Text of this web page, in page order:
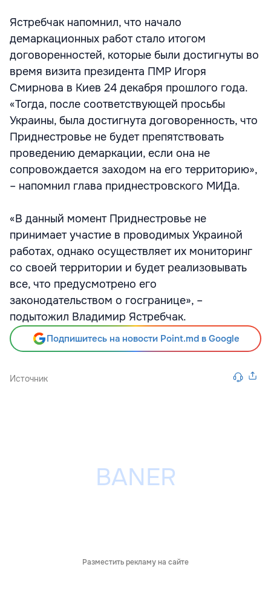
Ястребчак напомнил, что начало
демаркационных работ стало итогом
договоренностей, которые были достигнуты во
время визита президента ПМР Игоря
Смирнова в Киев 24 декабря прошлого года.
«Тогда, после соответствующей просьбы
Украины, была достигнута договоренность, что
Приднестровье не будет препятствовать
проведению демаркации, если она не
сопровождается заходом на его территорию»,
– напомнил глава приднестровского МИДа.
«В данный момент Приднестровье не
принимает участие в проводимых Украиной
работах, однако осуществляет их мониторинг
со своей территории и будет реализовывать
все, что предусмотрено его
законодательством о госгранице», –
подытожил Владимир Ястребчак.
Подпишитесь на новости Point.md в Google
Источник
Разместить рекламу на сайте